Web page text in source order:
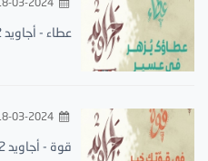
عطاء - أجاويد 2
18-03-2024 08:46 مساءً
قوة - أجاويد 2